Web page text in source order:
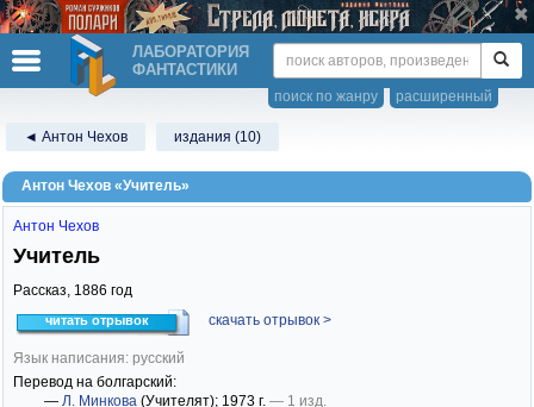
ЛАБОРАТОРИЯ
ФАНТАСТИКИ
расширенный
поиск по жанру
◄ Антон Чехов издания (10)
Антон Чехов «Учитель»
Антон Чехов
Учитель
Рассказ, 1886 год
читать отрывок скачать отрывок >
Язык написания: русский
Перевод на болгарский:
— Л. Минкова (Учителят); 1973 г. — 1 изд.